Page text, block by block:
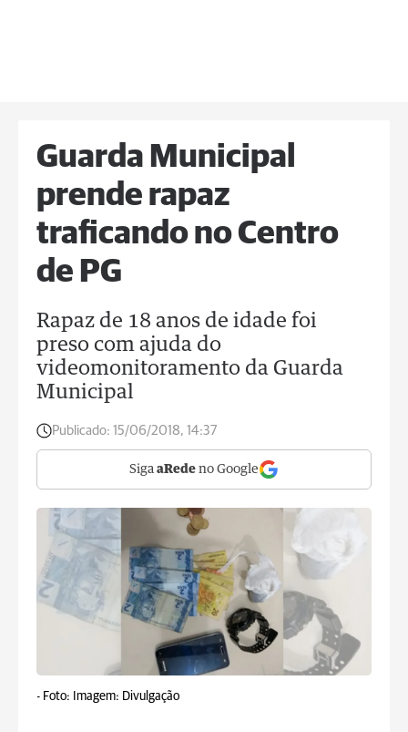
Guarda Municipal
prende rapaz
traficando no Centro
de PG
Rapaz de 18 anos de idade foi
preso com ajuda do
videomonitoramento da Guarda
Municipal
Publicado: 15/06/2018, 14:37
Siga aRede no Google
- Foto: Imagem: Divulgação